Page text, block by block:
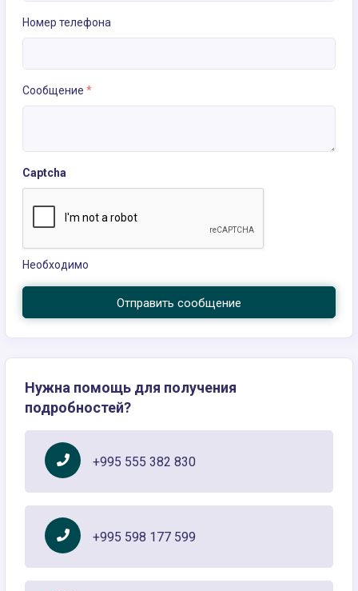
Номер телефона
Сообщение *
Captcha
Необходимо
Отправить сообщение
Нужна помощь для получения
подробностей?
+995 555 382 830
+995 598 177 599